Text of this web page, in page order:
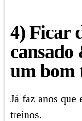
4) Ficar
cansado
um bom
Já faz anos que
treinos.